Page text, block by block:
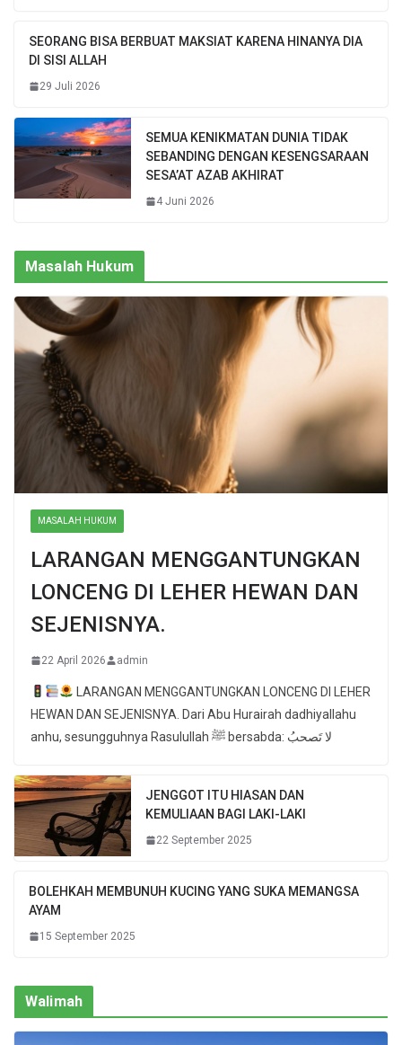
SEORANG BISA BERBUAT MAKSIAT KARENA HINANYA DIA
DI SISI ALLAH
29 Juli 2026
SEMUA KENIKMATAN DUNIA TIDAK
SEBANDING DENGAN KESENGSARAAN
SESA’AT AZAB AKHIRAT
4 Juni 2026
Masalah Hukum
MASALAH HUKUM
LARANGAN MENGGANTUNGKAN
LONCENG DI LEHER HEWAN DAN
SEJENISNYA.
22 April 2026 admin
LARANGAN MENGGANTUNGKAN LONCENG DI LEHER
HEWAN DAN SEJENISNYA. Dari Abu Hurairah dadhiyallahu
anhu, sesungguhnya Rasulullah ﷺ bersabda: لا تَصحبُ
JENGGOT ITU HIASAN DAN
KEMULIAAN BAGI LAKI-LAKI
22 September 2025
BOLEHKAH MEMBUNUH KUCING YANG SUKA MEMANGSA
AYAM
15 September 2025
Walimah